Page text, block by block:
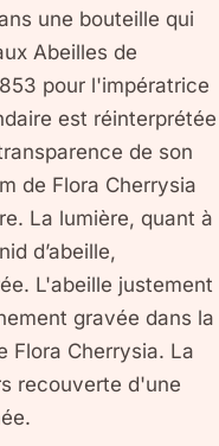
une bouteille qui
Abeilles de
pour l'impératrice
est réinterprétée
de son
de Flora Cherrysia
La lumière, quant à
d’abeille,
L'abeille justement
gravée dans la
Flora Cherrysia. La
recouverte d'une